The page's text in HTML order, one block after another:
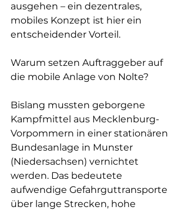
ausgehen – ein dezentrales,
mobiles Konzept ist hier ein
entscheidender Vorteil.
Warum setzen Auftraggeber auf
die mobile Anlage von Nolte?
Bislang mussten geborgene
Kampfmittel aus Mecklenburg-
Vorpommern in einer stationären
Bundesanlage in Munster
(Niedersachsen) vernichtet
werden. Das bedeutete
aufwendige Gefahrguttransporte
über lange Strecken, hohe